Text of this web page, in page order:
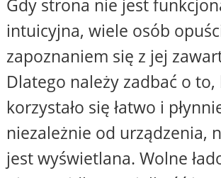
Gdy strona nie jest
intuicyjna, wiele osób
zapoznaniem się z jej
Dlatego należy zadbać o
korzystało się łatwo i
niezależnie od urządzenia,
jest wyświetlana. Wolne